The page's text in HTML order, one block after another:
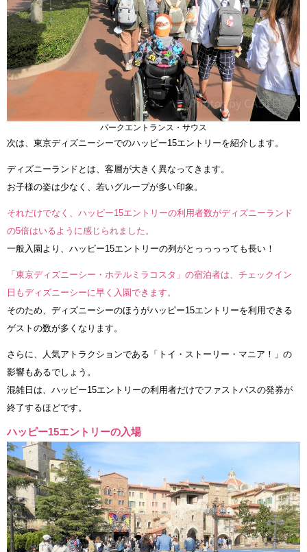
パークエントランス・サウス
次は、東京ディズニーシーでのハッピー15エントリーを紹介します。
ディズニーランドとは、客層が大きく異なってきます。
お子様の姿は少なく、若いグループが多い印象。
それだけでなく、ハッピー15エントリーの利用者数がディズニーランド
の5倍はいるように感じられました。
一般入園より、ハッピー15エントリーの列がとっっっっても長い！
「東京ディズニーシー・ホテルミラコスタ」の宿泊者は、チェックイン
日もディズニーシーに早く入園できます。
そのため、ディズニーシーのほうがハッピー15エントリーを利用できる
ゲストの数が多くなります。
さらに、人気アトラクションである「トイ・ストーリー・マニア！」の
影響もあるでしょう。
混雑日は、ハッピー15エントリーの利用者だけでファストパスの発券が
終了するほどです。
ハッピー15エントリーの入場